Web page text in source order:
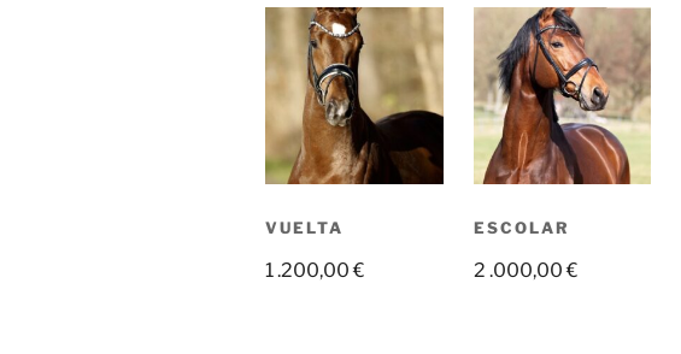
VUELTA
1 .200,00€
ESCOLAR
2 .000,00€